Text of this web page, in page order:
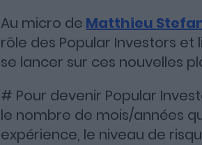
Au micro de Matthieu
rôle des Popular Investors
se lancer sur ces nouvelles
# Pour devenir Popular
le nombre de mois/années
expérience, le niveau de